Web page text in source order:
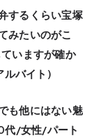
するくらい宝塚
みたいのがこ
いますが確か
ルバイト)
も他にはない魅
代/女性/パート